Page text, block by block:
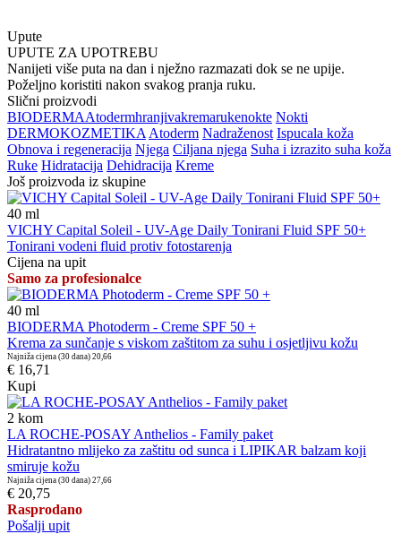
Upute
UPUTE ZA UPOTREBU
Nanijeti više puta na dan i nježno razmazati dok se ne upije.
Poželjno koristiti nakon svakog pranja ruku.
Slični proizvodi
BIODERMAAtodermhranjivakremarukenokte Nokti
DERMOKOZMETIKA Atoderm Nadraženost Ispucala koža
Obnova i regeneracija Njega Ciljana njega Suha i izrazito suha koža
Ruke Hidratacija Dehidracija Kreme
Još proizvoda iz skupine
40 ml
VICHY Capital Soleil - UV-Age Daily Tonirani Fluid SPF 50+
Tonirani vodeni fluid protiv fotostarenja
Cijena na upit
Samo za profesionalce
40 ml
BIODERMA Photoderm - Creme SPF 50 +
Krema za sunčanje s viskom zaštitom za suhu i osjetljivu kožu
Najniža cijena (30 dana) 20,66
€ 16,71
Kupi
2 kom
LA ROCHE-POSAY Anthelios - Family paket
Hidratantno mlijeko za zaštitu od sunca i LIPIKAR balzam koji
smiruje kožu
Najniža cijena (30 dana) 27,66
€ 20,75
Rasprodano
Pošalji upit